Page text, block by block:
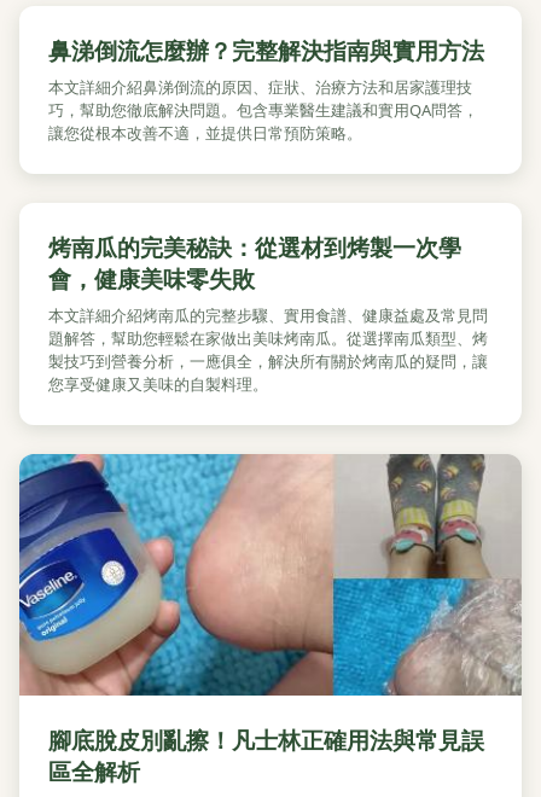
鼻涕倒流怎麼辦？完整解決指南與實用方法
本文詳細介紹鼻涕倒流的原因、症狀、治療方法和居家護理技
巧，幫助您徹底解決問題。包含專業醫生建議和實用QA問答，
讓您從根本改善不適，並提供日常預防策略。
烤南瓜的完美秘訣：從選材到烤製一次學
會，健康美味零失敗
本文詳細介紹烤南瓜的完整步驟、實用食譜、健康益處及常見問
題解答，幫助您輕鬆在家做出美味烤南瓜。從選擇南瓜類型、烤
製技巧到營養分析，一應俱全，解決所有關於烤南瓜的疑問，讓
您享受健康又美味的自製料理。
腳底脫皮別亂擦！凡士林正確用法與常見誤
區全解析